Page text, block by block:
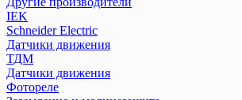
IEK
Schneider Electric
Датчики движения
ТДМ
Датчики движения
Фотореле